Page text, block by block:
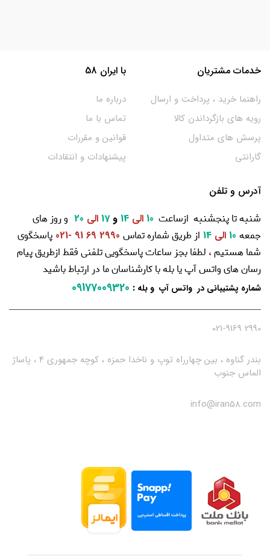
خدمات مشتریان
راهنما خرید ، پرداخت و ارسال
رویه های بازگرداندن کالا
پرسش های متداول
گارانتی
با ایران 58
درباره ما
تماس با ما
قوانین و مقررات
پیشنهادات و انتقادات
آدرس و تلفن
شنبه تا پنجشنبه ازساعت 10 الی و17 الی
و روز های
جمعه
الی از طریق شماره تماس 2990 69 91 -021
پاسخگوی
شما هستیم ، لطفا بجز ساعات پاسخگویی تلفنی فقط ازطریق پیام
رسان های واتس آپ یا بله با کارشناسان ما در ارتباط باشید
شماره پشتیبانی در واتس آپ و بله :
09177009320
2990 021-9169
بندر گناوه ، بین چهارراه توپ و ناخدا حمزه ، کوچه جمهوری 4 ، پاساژ
الماس جنوب
info@iran58.com